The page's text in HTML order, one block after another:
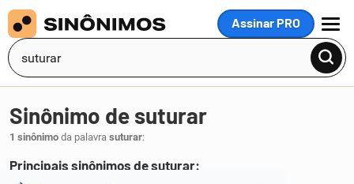
Assinar PRO
MENU
Sinônimo de suturar
1 sinônimo da palavra suturar:
Principais sinônimos de suturar: